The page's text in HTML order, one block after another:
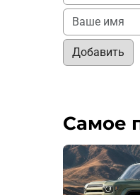
Добавить
Самое